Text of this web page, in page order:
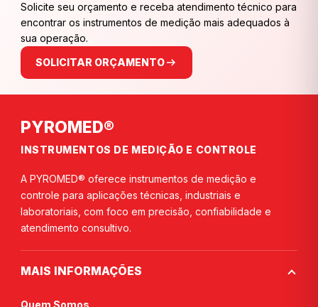
Solicite seu orçamento e receba atendimento técnico para
encontrar os instrumentos de medição mais adequados à
sua operação.
SOLICITAR ORÇAMENTO
PYROMED®
INSTRUMENTOS DE MEDIÇÃO E CONTROLE
A PYROMED® oferece instrumentos de medição e
controle para aplicações técnicas, industriais e
laboratoriais, com foco em precisão, confiabilidade e
atendimento consultivo.
MAIS INFORMAÇÕES